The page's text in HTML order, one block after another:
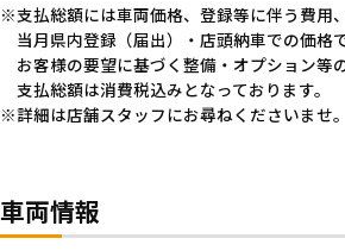
支払総額には車両価格、登録等に伴う費用
当月県内登録（届出）・店頭納車での価格で
お客様の要望に基づく整備・オプション等
支払総額は消費税込みとなっております。
詳細は店舗スタッフにお尋ねくださいませ。
車両情報